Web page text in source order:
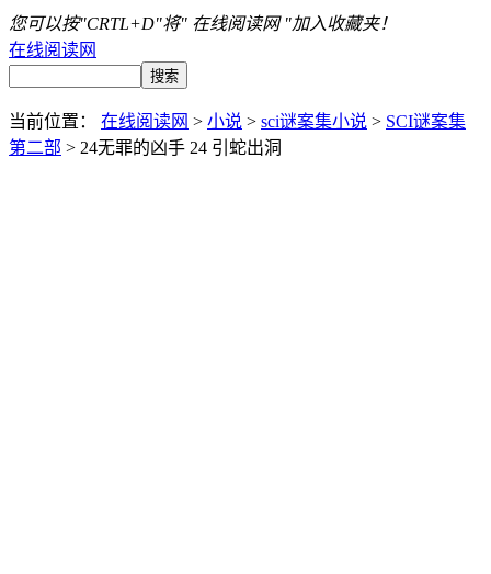
您可以按"CRTL+D"将" 在线阅读网 "加入收藏夹！
在线阅读网
当前位置： 在线阅读网 > 小说 > sci谜案集小说 > SCI谜案集
第二部 > 24无罪的凶手 24 引蛇出洞